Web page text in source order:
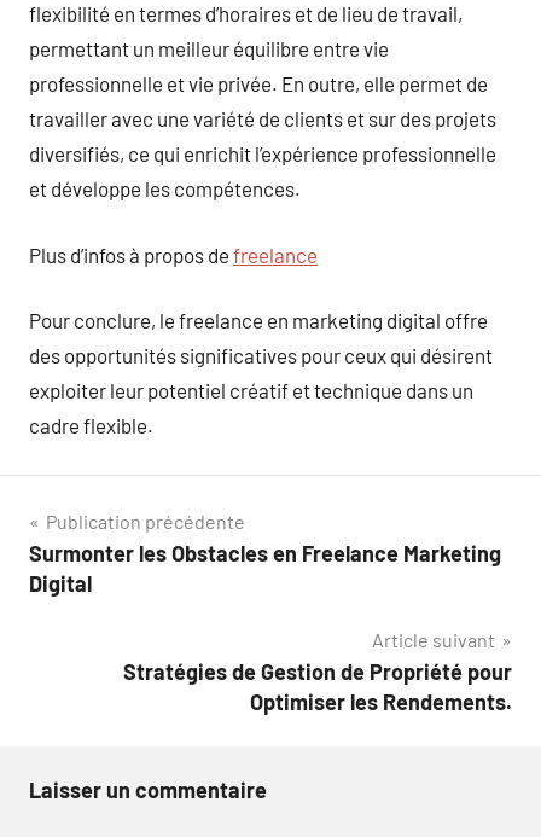
flexibilité en termes d’horaires et de lieu de travail,
permettant un meilleur équilibre entre vie
professionnelle et vie privée. En outre, elle permet de
travailler avec une variété de clients et sur des projets
diversifiés, ce qui enrichit l’expérience professionnelle
et développe les compétences.
Plus d’infos à propos de freelance
Pour conclure, le freelance en marketing digital offre
des opportunités significatives pour ceux qui désirent
exploiter leur potentiel créatif et technique dans un
cadre flexible.
Navigation
de
Publication précédente
Surmonter les Obstacles en Freelance Marketing
Digital
Article suivant
Stratégies de Gestion de Propriété pour
Optimiser les Rendements.
Laisser un commentaire